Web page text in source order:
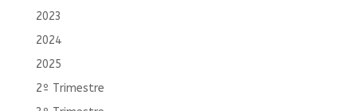
2023
2024
2025
2º Trimestre